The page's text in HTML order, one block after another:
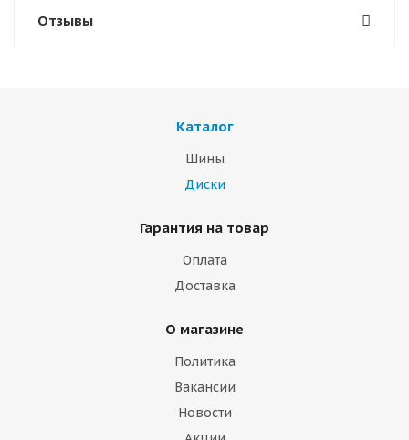
Отзывы
Каталог
Шины
Диски
Гарантия на товар
Оплата
Доставка
О магазине
Политика
Вакансии
Новости